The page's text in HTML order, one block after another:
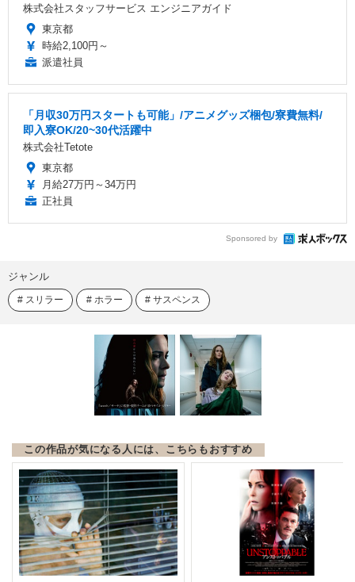
株式会社スタッフサービス エンジニアガイド
東京都
時給2,100円～
派遣社員
「月収30万円スタートも可能」/アニメグッズ梱包/寮費無料/
即入寮OK/20~30代活躍中
株式会社Tetote
東京都
月給27万円～34万円
正社員
Sponsored by
ジャンル
スリラー ホラー サスペンス
この作品が気になる人には、こちらもおすすめ